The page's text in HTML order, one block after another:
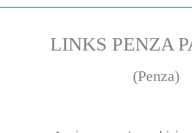
LINKS PENZA
(Penza)